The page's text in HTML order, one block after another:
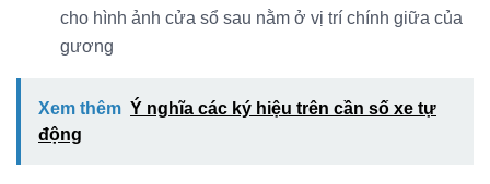
cho hình ảnh cửa sổ sau nằm ở vị trí chính giữa của
gương
Xem thêm Ý nghĩa các ký hiệu trên cần số xe tự
động